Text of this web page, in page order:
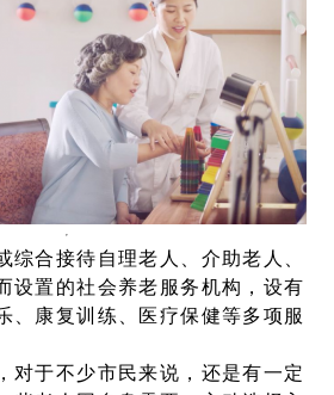
综合接待自理老人、介助老人、
设置的社会养老服务机构，设有
、康复训练、医疗保健等多项服
对于不少市民来说，还是有一定